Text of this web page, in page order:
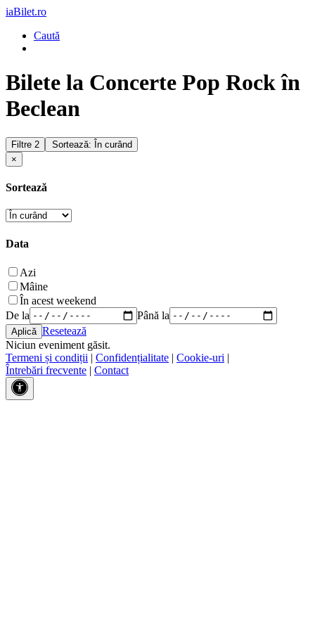
iaBilet.ro
Caută
Bilete la Concerte Pop Rock în
Beclean
Filtre 2
Sortează: În curând
×
Sortează
Data
Azi
Mâine
În acest weekend
De la
Până la
Resetează
Niciun eveniment găsit.
Termeni și condiții | Confidențialitate | Cookie-uri |
Întrebări frecvente | Contact